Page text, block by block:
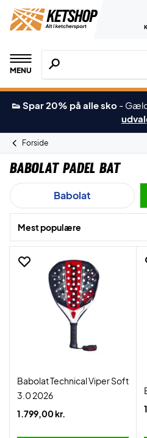
MENU
Søg efter produkter,
👟 Spar 20% på alle sko -
Forside
Babolat Padel Bat
Babolat
Mest populære
Babolat Technical Viper Soft
3.0 2026
1.799,00 kr.